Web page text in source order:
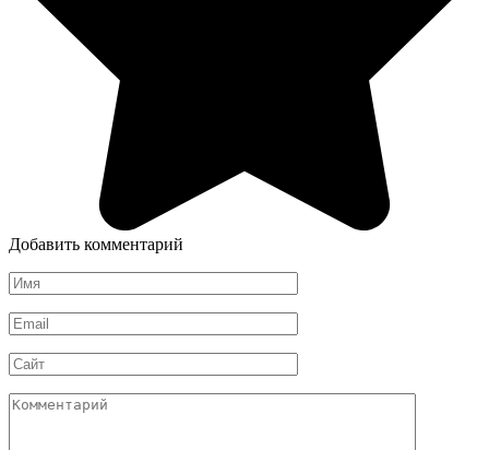
Добавить комментарий
Имя
*
Email
*
Сайт
Комментарий